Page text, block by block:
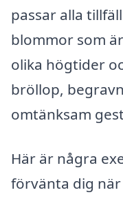
passar alla
blommor som
olika högtider
bröllop,
omtänksam
Här är några
förvänta dig när